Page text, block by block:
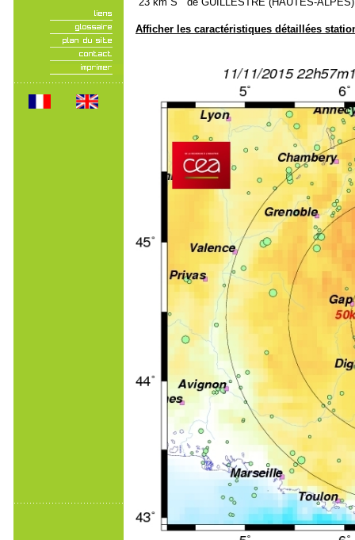
Afficher les caractéristiques détaillées